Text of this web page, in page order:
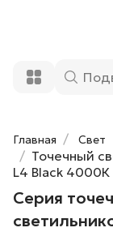
Главная Свет
Точечный
L4 Black 4000К
Серия